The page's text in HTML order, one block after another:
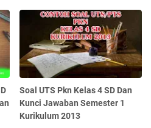
Soal UTS Pkn Kelas 4 SD Dan
Kunci Jawaban Semester 1
Kurikulum 2013